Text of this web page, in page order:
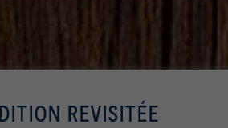
REVISITÉE